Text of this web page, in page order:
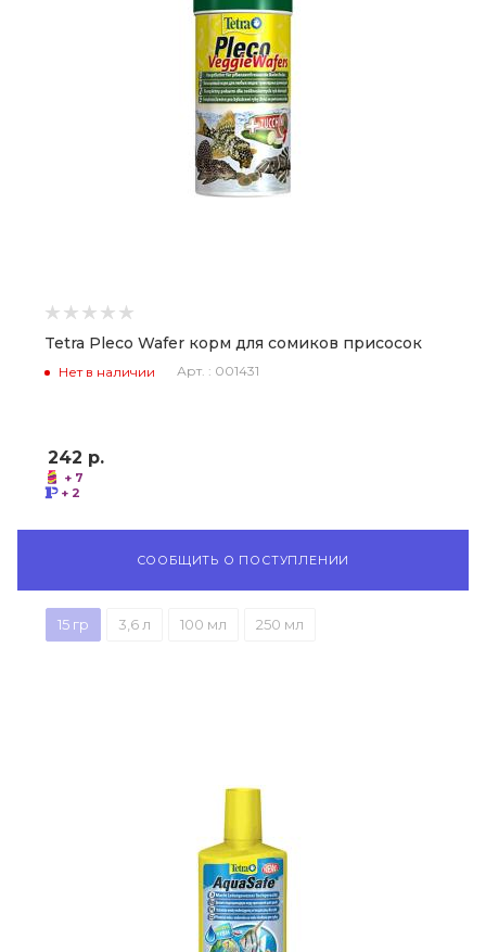
Tetra Pleco Wafer корм для сомиков присосок
Нет в наличии Арт. : 001431
242 р.
+ 7
+ 2
СООБЩИТЬ О ПОСТУПЛЕНИИ
15 гр 3,6 л 100 мл 250 мл